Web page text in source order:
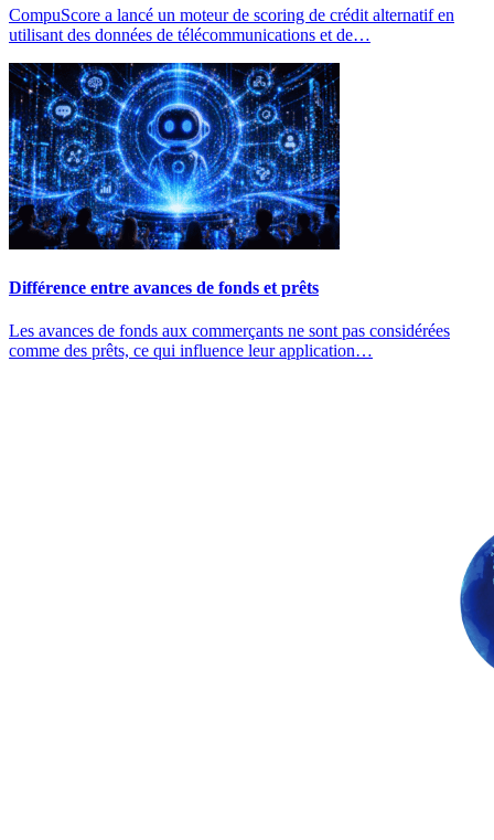
CompuScore a lancé un moteur de scoring de crédit alternatif en
utilisant des données de télécommunications et de…
Différence entre avances de fonds et prêts
Les avances de fonds aux commerçants ne sont pas considérées
comme des prêts, ce qui influence leur application…